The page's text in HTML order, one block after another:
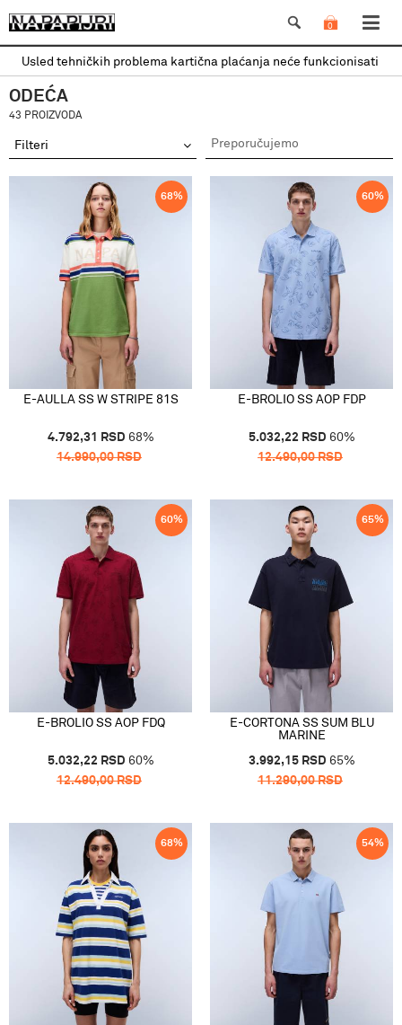
0
Usled tehničkih problema kartična plaćanja neće funkcionisati
Filteri
ODEĆA
43 PROIZVODA
68%
E-AULLA SS W STRIPE 81S
4.792,31 RSD 68%
14.990,00RSD
60%
E-BROLIO SS AOP FDP
5.032,22 RSD 60%
12.490,00RSD
60%
E-BROLIO SS AOP FDQ
5.032,22 RSD 60%
12.490,00RSD
65%
E-CORTONA SS SUM BLU
MARINE
3.992,15 RSD 65%
11.290,00RSD
68% 54%